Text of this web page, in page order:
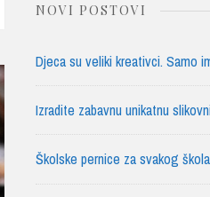
NOVI POSTOVI
Djeca su veliki kreativci. Samo
Izradite zabavnu unikatnu
Školske pernice za svakog